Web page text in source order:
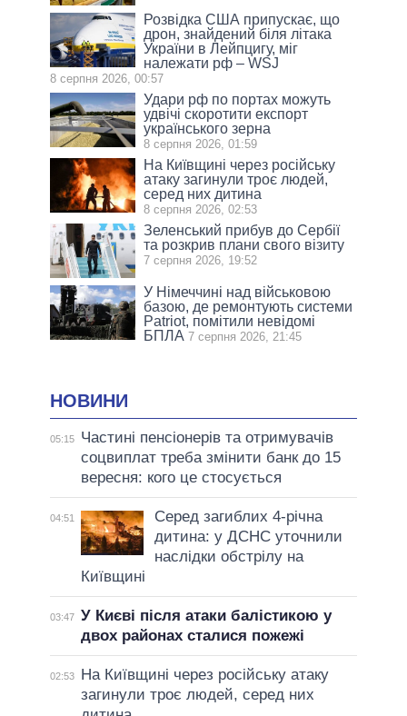
Розвідка США припускає, що
дрон, знайдений біля літака
України в Лейпцигу, міг
належати рф – WSJ
8 серпня 2026, 00:57
Удари рф по портах можуть
удвічі скоротити експорт
українського зерна
8 серпня 2026, 01:59
На Київщині через російську
атаку загинули троє людей,
серед них дитина
8 серпня 2026, 02:53
Зеленський прибув до Сербії
та розкрив плани свого візиту
7 серпня 2026, 19:52
У Німеччині над військовою
базою, де ремонтують системи
Patriot, помітили невідомі
БПЛА 7 серпня 2026, 21:45
НОВИНИ
05:15
Частині пенсіонерів та отримувачів
соцвиплат треба змінити банк до 15
вересня: кого це стосується
04:51
Серед загиблих 4-річна
дитина: у ДСНС уточнили
наслідки обстрілу на
Київщині
03:47 У Києві після атаки балістикою у
двох районах сталися пожежі
02:53
На Київщині через російську атаку
загинули троє людей, серед них